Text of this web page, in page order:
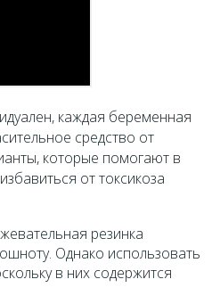
каждая беременная
средство от
которые помогают в
от токсикоза
резинка
Однако использовать
в них содержится